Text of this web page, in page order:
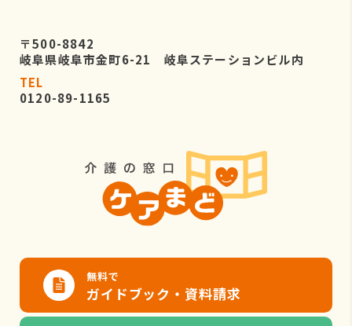
〒500-8842
岐阜県岐阜市金町6-21 岐阜ステーションビル内
TEL
0120-89-1165
無料で
ガイドブック・資料請求